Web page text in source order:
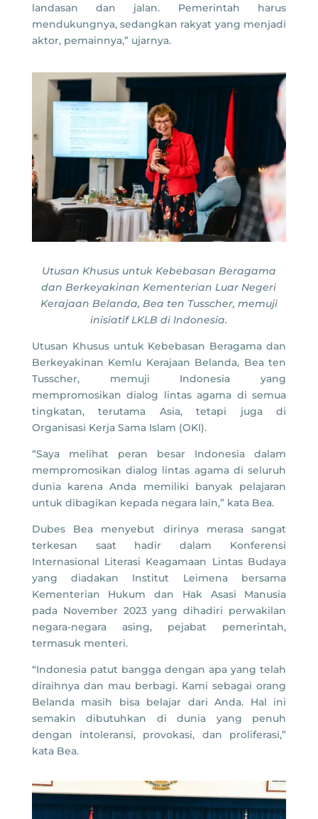
landasan dan jalan. Pemerintah harus
mendukungnya, sedangkan rakyat yang menjadi
aktor, pemainnya,” ujarnya.
Utusan Khusus untuk Kebebasan Beragama
dan Berkeyakinan Kementerian Luar Negeri
Kerajaan Belanda, Bea ten Tusscher, memuji
inisiatif LKLB di Indonesia.
Utusan Khusus untuk Kebebasan Beragama dan
Berkeyakinan Kemlu Kerajaan Belanda, Bea ten
Tusscher, memuji Indonesia yang
mempromosikan dialog lintas agama di semua
tingkatan, terutama Asia, tetapi juga di
Organisasi Kerja Sama Islam (OKI).
“Saya melihat peran besar Indonesia dalam
mempromosikan dialog lintas agama di seluruh
dunia karena Anda memiliki banyak pelajaran
untuk dibagikan kepada negara lain,” kata Bea.
Dubes Bea menyebut dirinya merasa sangat
terkesan saat hadir dalam Konferensi
Internasional Literasi Keagamaan Lintas Budaya
yang diadakan Institut Leimena bersama
Kementerian Hukum dan Hak Asasi Manusia
pada November 2023 yang dihadiri perwakilan
negara-negara asing, pejabat pemerintah,
termasuk menteri.
“Indonesia patut bangga dengan apa yang telah
diraihnya dan mau berbagi. Kami sebagai orang
Belanda masih bisa belajar dari Anda. Hal ini
semakin dibutuhkan di dunia yang penuh
dengan intoleransi, provokasi, dan proliferasi,”
kata Bea.